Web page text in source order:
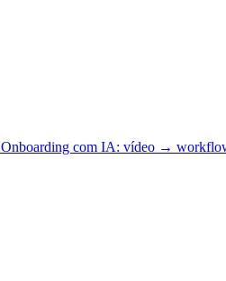
Onboarding com IA: vídeo →